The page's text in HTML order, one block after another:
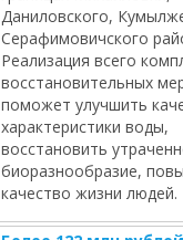
Даниловского,
Серафимовичского
Реализация всего
восстановительных
поможет улучшить
характеристики воды,
восстановить
биоразнообразие,
качество жизни людей.